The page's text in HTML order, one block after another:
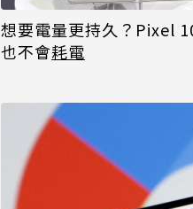
想要電量更持久？Pixel
也不會耗電